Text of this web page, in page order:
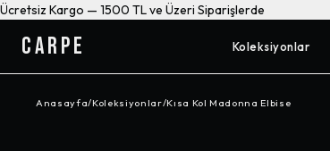
Ücretsiz Kargo — 1500 TL ve Üzeri Siparişlerde
CARPE Koleksiyonlar
Anasayfa/Koleksiyonlar/Kısa Kol Madonna Elbise